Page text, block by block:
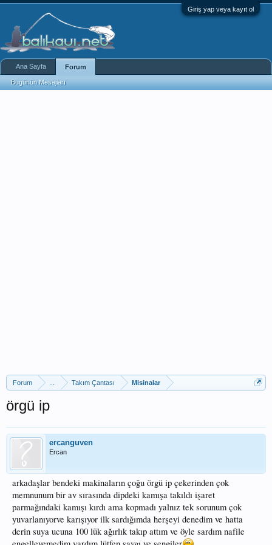
Giriş yap veya kayıt ol
Forum Takım Çantası Misinalar
örgü ip
ercanguven
Ercan
arkadaşlar bendeki makinaların çoğu örgü ip çekerinden çok
memnunum bir av sırasında dipdeki kamışa takıldı işaret
parmağındaki kamışı kırdı ama kopmadı yalnız tek sorunum çok
yuvarlanıyorve karışıyor ilk sardığımda herşeyi denedim ve hatta
derin suya ucuna 100 lük ağırlık takıp attım ve öyle sardım nafile
Ana Sayfa Forum
Bugünün Mesajları